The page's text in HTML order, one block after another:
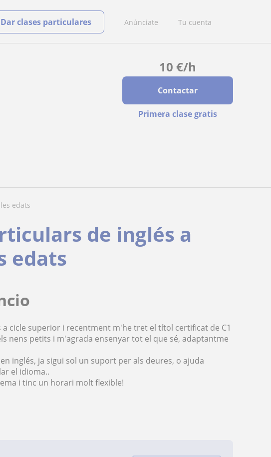
Anúnciate Tu cuenta
Dar clases particulares
10 €/h
Contactar
Primera clase gratis
edats
de inglés a
edats
a cicle superior i recentment m'he tret el títol certificat de C1
nens petits i m'agrada ensenyar tot el que sé, adaptantme
inglés, ja sigui sol un suport per als deures, o ajuda
el idioma..
i tinc un horari molt flexible!